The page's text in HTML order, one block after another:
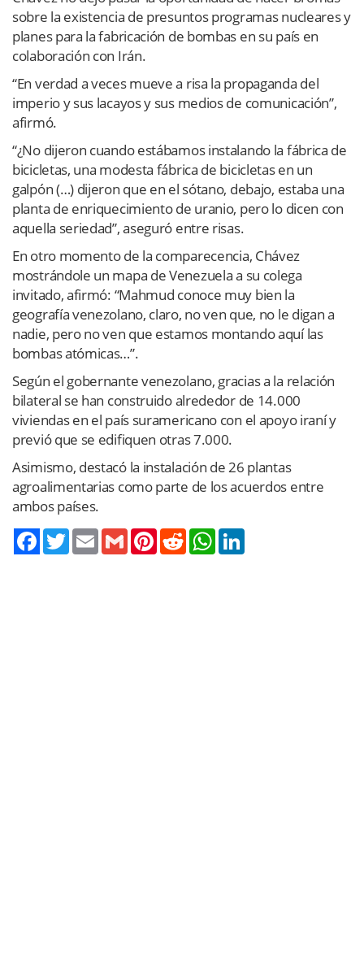
sobre la existencia de presuntos programas nucleares y
planes para la fabricación de bombas en su país en
colaboración con Irán.
“En verdad a veces mueve a risa la propaganda del
imperio y sus lacayos y sus medios de comunicación”,
afirmó.
“¿No dijeron cuando estábamos instalando la fábrica de
bicicletas, una modesta fábrica de bicicletas en un
galpón (…) dijeron que en el sótano, debajo, estaba una
planta de enriquecimiento de uranio, pero lo dicen con
aquella seriedad”, aseguró entre risas.
En otro momento de la comparecencia, Chávez
mostrándole un mapa de Venezuela a su colega
invitado, afirmó: “Mahmud conoce muy bien la
geografía venezolano, claro, no ven que, no le digan a
nadie, pero no ven que estamos montando aquí las
bombas atómicas…”.
Según el gobernante venezolano, gracias a la relación
bilateral se han construido alrededor de 14.000
viviendas en el país suramericano con el apoyo iraní y
previó que se edifiquen otras 7.000.
Asimismo, destacó la instalación de 26 plantas
agroalimentarias como parte de los acuerdos entre
ambos países.
TwitterEmail Gmail PinterestReddit WhatsApp